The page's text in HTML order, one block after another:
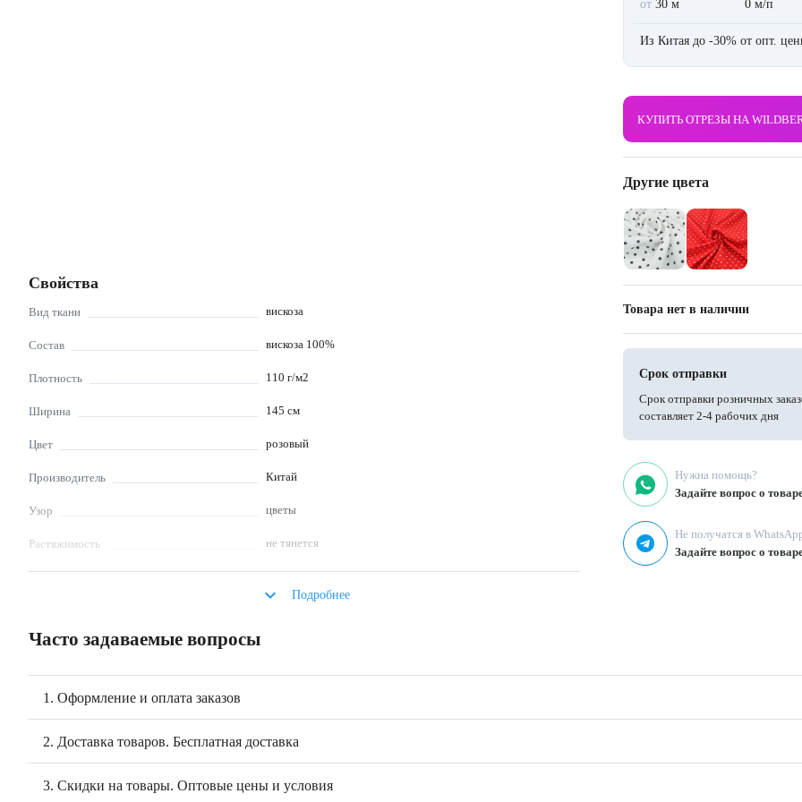
Свойства
Вид ткани вискоза
Состав вискоза 100%
Плотность 110 г/м2
Ширина 145 см
Цвет розовый
Производитель Китай
Узор цветы
Растяжимость не тянется
мало мнется
Уход за изделиями из
keyboard_arrow_down Подробнее
от 30 м 0 м/п
Из Китая до -30% от опт.
КУПИТЬ ОТРЕЗЫ НА
Другие цвета
Товара нет в наличии
Срок отправки
Срок отправки розничных
составляет 2-4 рабочих дня
Нужна помощь?
Задайте вопрос о
Не получатся в
Задайте вопрос о
Часто задаваемые вопросы
1. Оформление и оплата заказов
2. Доставка товаров. Бесплатная доставка
3. Скидки на товары. Оптовые цены и условия